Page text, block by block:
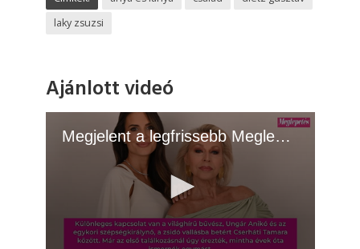
laky zsuzsi
Ajánlott videó
Megjelent a legfrissebb Meglepetés! - 2026.06.30.